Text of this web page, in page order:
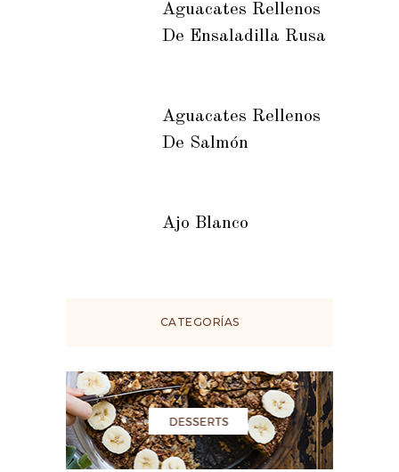
Aguacates Rellenos
De Ensaladilla Rusa
Aguacates Rellenos
De Salmón
Ajo Blanco
CATEGORÍAS